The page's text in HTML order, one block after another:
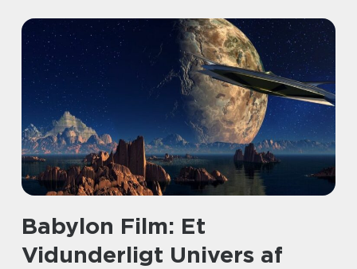
Babylon Film: Et
Vidunderligt Univers af